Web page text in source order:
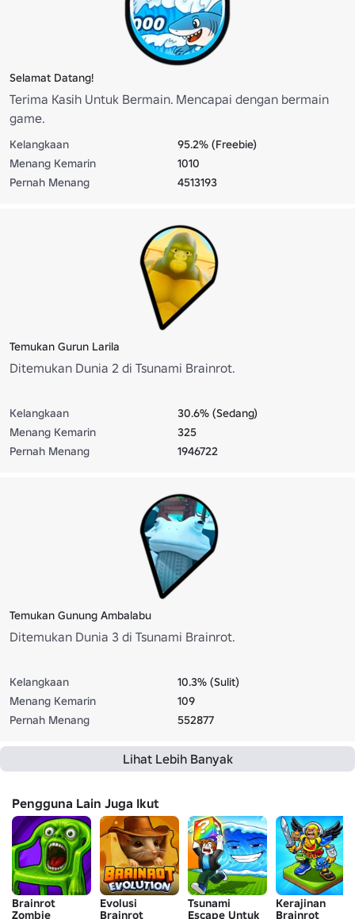
Selamat Datang!
Terima Kasih Untuk Bermain. Mencapai dengan bermain
game.
Kelangkaan
95.2% (Freebie)
Menang Kemarin
1010
Pernah Menang
4513193
Temukan Gurun Larila
Ditemukan Dunia 2 di Tsunami Brainrot.
Kelangkaan
30.6% (Sedang)
Menang Kemarin
325
Pernah Menang
1946722
Temukan Gunung Ambalabu
Ditemukan Dunia 3 di Tsunami Brainrot.
Kelangkaan
10.3% (Sulit)
Menang Kemarin
109
Pernah Menang
552877
Lihat Lebih Banyak
Pengguna Lain Juga Ikut
Brainrot
Zombie
Evolusi
Brainrot
Tsunami
Escape Untuk
Kerajinan
Brainrot